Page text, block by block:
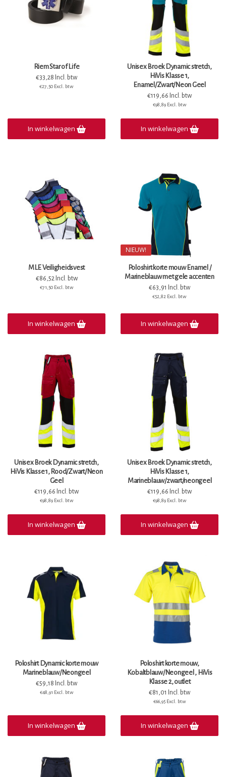
Riem Star of Life
€33,28 Incl. btw
€27,50 Excl. btw
In winkelwagen
Unisex Broek Dynamic stretch,
HiVis Klasse 1,
Enamel/Zwart/Neon Geel
€119,66 Incl. btw
€98,89 Excl. btw
In winkelwagen
MLE Veiligheidsvest
€86,52 Incl. btw
€71,50 Excl. btw
In winkelwagen
NIEUW!
Poloshirt korte mouw Enamel /
Marineblauw met gele accenten
€63,91 Incl. btw
€52,82 Excl. btw
In winkelwagen
Unisex Broek Dynamic stretch,
HiVis Klasse 1, Rood/Zwart/Neon
Geel
€119,66 Incl. btw
€98,89 Excl. btw
In winkelwagen
Unisex Broek Dynamic stretch,
HiVis Klasse 1,
Marineblauw/zwart/neongeel
€119,66 Incl. btw
€98,89 Excl. btw
In winkelwagen
Poloshirt Dynamic korte mouw
Marineblauw/Neongeel
€59,18 Incl. btw
€48,91 Excl. btw
In winkelwagen
Poloshirt korte mouw,
Kobaltblauw/Neongeel , HiVis
Klasse 2, outlet
€81,01 Incl. btw
€66,95 Excl. btw
In winkelwagen